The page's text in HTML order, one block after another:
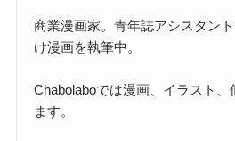
商業漫画家。青年誌アシスタン
け漫画を執筆中。
Chabolaboでは漫画、イラスト
ます。